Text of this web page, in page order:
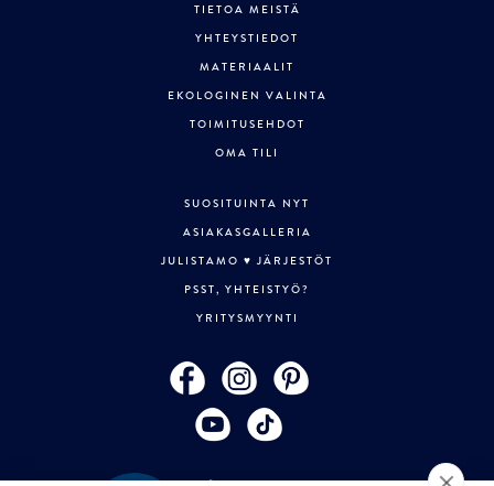
TIETOA MEISTÄ
YHTEYSTIEDOT
MATERIAALIT
EKOLOGINEN VALINTA
TOIMITUSEHDOT
OMA TILI
SUOSITUINTA NYT
ASIAKASGALLERIA
JULISTAMO ♥ JÄRJESTÖT
PSST, YHTEISTYÖ?
YRITYSMYYNTI